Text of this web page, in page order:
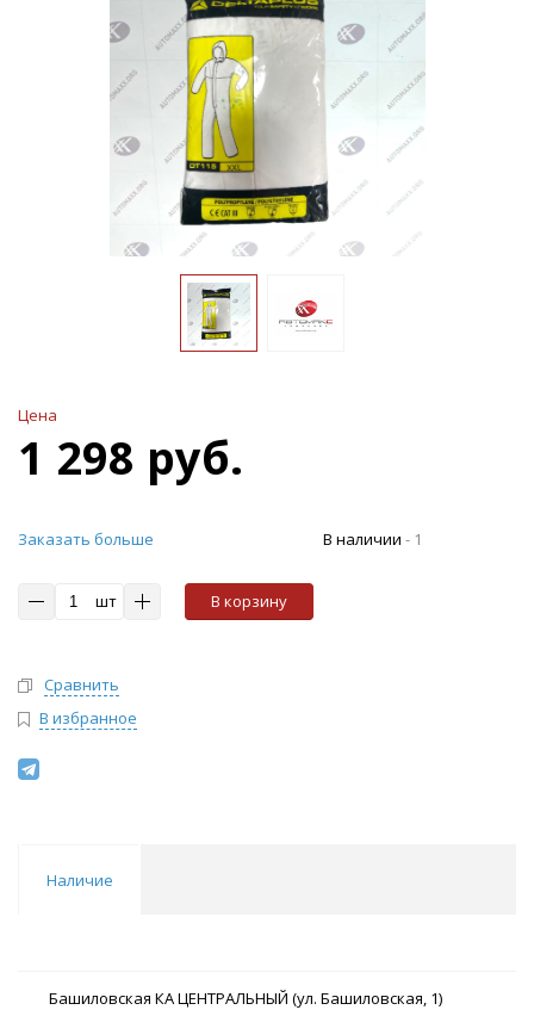
Цена
1 298 руб.
Заказать больше
шт В корзину
В наличии - 1
Сравнить
В избранное
Наличие
Башиловская КА ЦЕНТРАЛЬНЫЙ (ул. Башиловская, 1)